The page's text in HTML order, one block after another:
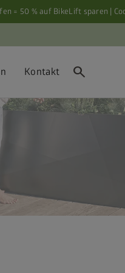
= 50 % auf BikeLift sparen |
Kontakt search